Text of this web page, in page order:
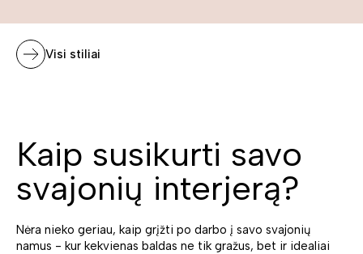
Visi stiliai
Kaip susikurti savo
svajonių interjerą?
Nėra nieko geriau, kaip grįžti po darbo į savo svajonių
namus - kur kekvienas baldas ne tik gražus, bet ir idealiai